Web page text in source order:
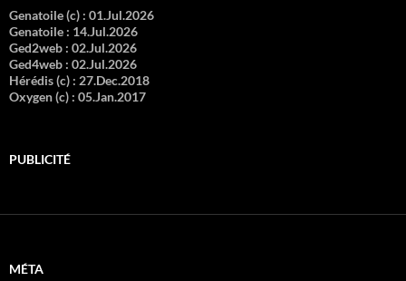
Genatoile (c) : 01.Jul.2026
Genatoile : 14.Jul.2026
Ged2web : 02.Jul.2026
Ged4web : 02.Jul.2026
Hérédis (c) : 27.Dec.2018
Oxygen (c) : 05.Jan.2017
PUBLICITÉ
MÉTA